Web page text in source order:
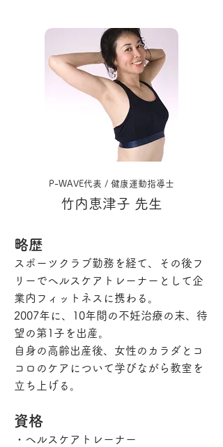
P-WAVE代表 / 健康運動指導士
竹内恵津子 先生
​略歴
スポーツクラブ勤務を経て、その後フ
リーでヘルスケアトレーナーとして企
業内フィットネスに携わる。
2007年に、10年間の不妊治療の末、待
望の第1子を出産。
自身の高齢出産後、女性のカラダとコ
コロのケアについて学びながら教室を
立ち上げる。
資格
・ヘルスケアトレーナー